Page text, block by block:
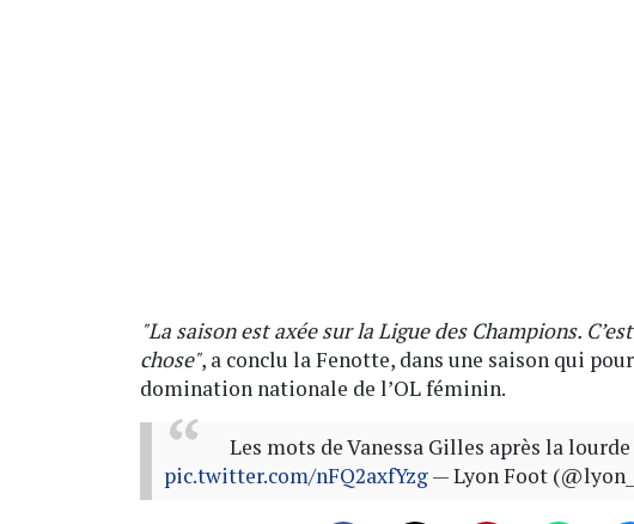
"La saison est axée sur la Ligue des Champions.
chose", a conclu la Fenotte, dans une saison qui
domination nationale de l’OL féminin.
Les mots de Vanessa Gilles après la
pic.twitter.com/nFQ2axfYzg— Lyon Foot